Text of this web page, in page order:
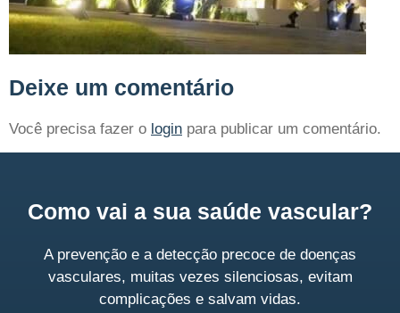
Deixe um comentário
Você precisa fazer o login para publicar um comentário.
Como vai a sua saúde vascular?
A prevenção e a detecção precoce de doenças
vasculares, muitas vezes silenciosas, evitam
complicações e salvam vidas.